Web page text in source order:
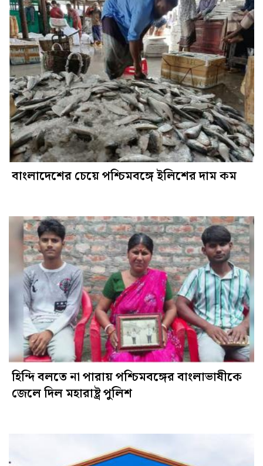
বাংলাদেশের চেয়ে পশ্চিমবঙ্গে ইলিশের দাম কম
হিন্দি বলতে না পারায় পশ্চিমবঙ্গের বাংলাভাষীকে
জেলে দিল মহারাষ্ট্র পুলিশ